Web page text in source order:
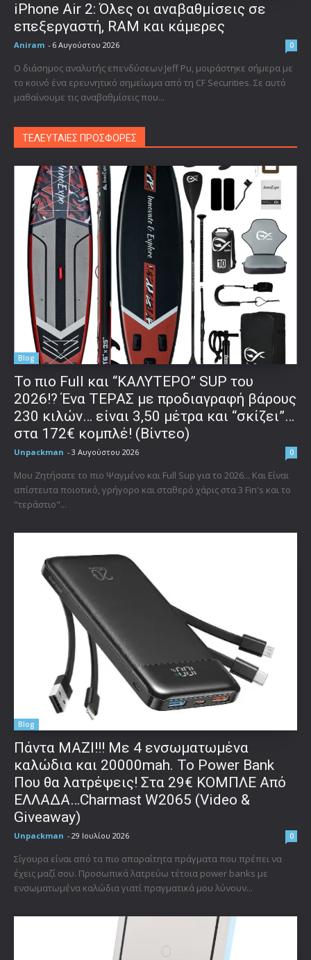
iPhone Air 2: Όλες οι αναβαθμίσεις σε
επεξεργαστή, RAM και κάμερες
Aniram - 6 Αυγούστου 2026 0
Ο διάσημος αναλυτής επενδύσεων Jeff Pu, μοιράστηκε σήμερα με
το κοινό ένα ερευνητικό σημείωμα από τη CF Securities. Σε αυτό
μαθαίνουμε τις αναβαθμίσεις που...
ΤΕΛΕΥΤΑΙΕΣ ΠΡΟΣΦΟΡΕΣ
Blog
To πιο Full και “ΚΑΛΥΤΕΡΟ” SUP του
2026!? Ένα ΤΕΡΑΣ με προδιαγραφή βάρους
230 κιλών… είναι 3,50 μέτρα και “σκίζει”…
στα 172€ κομπλέ! (Βίντεο)
Unpackman - 3 Αυγούστου 2026 0
Μου Ζητήσατε το πιο Ψαγμένο και Full Sup για το 2026... Και Είναι
απίστευτα ποιοτικό, γρήγορο και σταθερό χάρις στα 3 Fin's και το
"τεράστιο"...
Blog
Πάντα ΜΑΖΙ!!! Με 4 ενσωματωμένα
καλώδια και 20000mah. Το Power Bank
Που θα λατρέψεις! Στα 29€ ΚΟΜΠΛΕ Από
ΕΛΛΑΔΑ…Charmast W2065 (Video &
Giveaway)
Unpackman - 29 Ιουλίου 2026 0
Σίγουρα είναι από τα πιο απαραίτητα πράγματα που πρέπει να
έχεις μαζί σου. Προσωπικά λατρεύω τέτοια power banks με
ενσωματωμένα καλώδια γιατί πραγματικά μου λύνουν...